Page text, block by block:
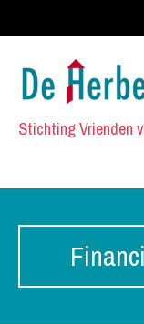
Stichting Vrienden